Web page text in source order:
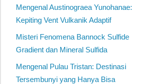
Mengenal Austinograea Yunohanae:
Kepiting Vent Vulkanik Adaptif
Misteri Fenomena Bannock Sulfide
Gradient dan Mineral Sulfida
Mengenal Pulau Tristan: Destinasi
Tersembunyi yang Hanya Bisa